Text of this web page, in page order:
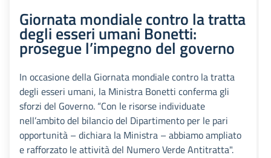
Giornata mondiale contro la tratta
degli esseri umani Bonetti:
prosegue l’impegno del governo
In occasione della Giornata mondiale contro la tratta
degli esseri umani, la Ministra Bonetti conferma gli
sforzi del Governo. “Con le risorse individuate
nell’ambito del bilancio del Dipartimento per le pari
opportunità – dichiara la Ministra – abbiamo ampliato
e rafforzato le attività del Numero Verde Antitratta".